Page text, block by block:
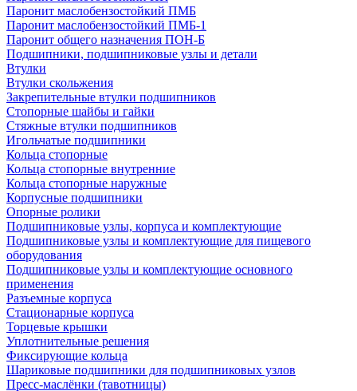
Паронит маслобензостойкий ПМБ
Паронит маслобензостойкий ПМБ-1
Паронит общего назначения ПОН-Б
Подшипники, подшипниковые узлы и детали
Втулки
Втулки скольжения
Закрепительные втулки подшипников
Стопорные шайбы и гайки
Стяжные втулки подшипников
Игольчатые подшипники
Кольца стопорные
Кольца стопорные внутренние
Кольца стопорные наружные
Корпусные подшипники
Опорные ролики
Подшипниковые узлы, корпуса и комплектующие
Подшипниковые узлы и комплектующие для пищевого
оборудования
Подшипниковые узлы и комплектующие основного
применения
Разъемные корпуса
Стационарные корпуса
Торцевые крышки
Уплотнительные решения
Фиксирующие кольца
Шариковые подшипники для подшипниковых узлов
Пресс-маслёнки (тавотницы)